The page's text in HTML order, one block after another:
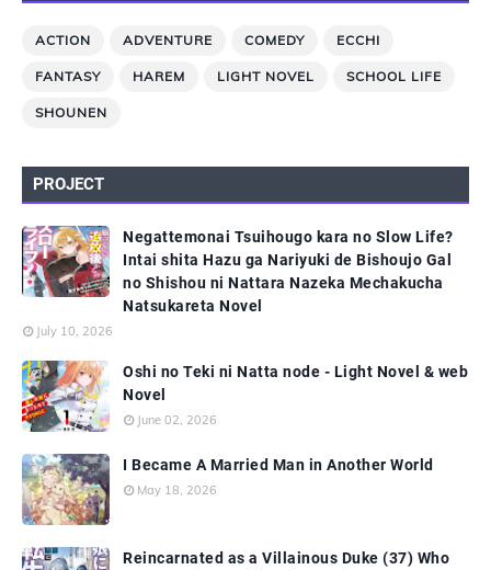
ACTION ADVENTURE COMEDY ECCHI
FANTASY HAREM LIGHT NOVEL SCHOOL LIFE
SHOUNEN
PROJECT
Negattemonai Tsuihougo kara no Slow Life?
Intai shita Hazu ga Nariyuki de Bishoujo Gal
no Shishou ni Nattara Nazeka Mechakucha
Natsukareta Novel
July 10, 2026
Oshi no Teki ni Natta node - Light Novel & web
Novel
June 02, 2026
I Became A Married Man in Another World
May 18, 2026
Reincarnated as a Villainous Duke (37) Who